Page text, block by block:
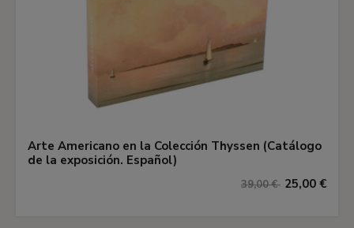
Arte Americano en la Colección Thyssen (Catálogo
de la exposición. Español)
39,00 € 25,00 €